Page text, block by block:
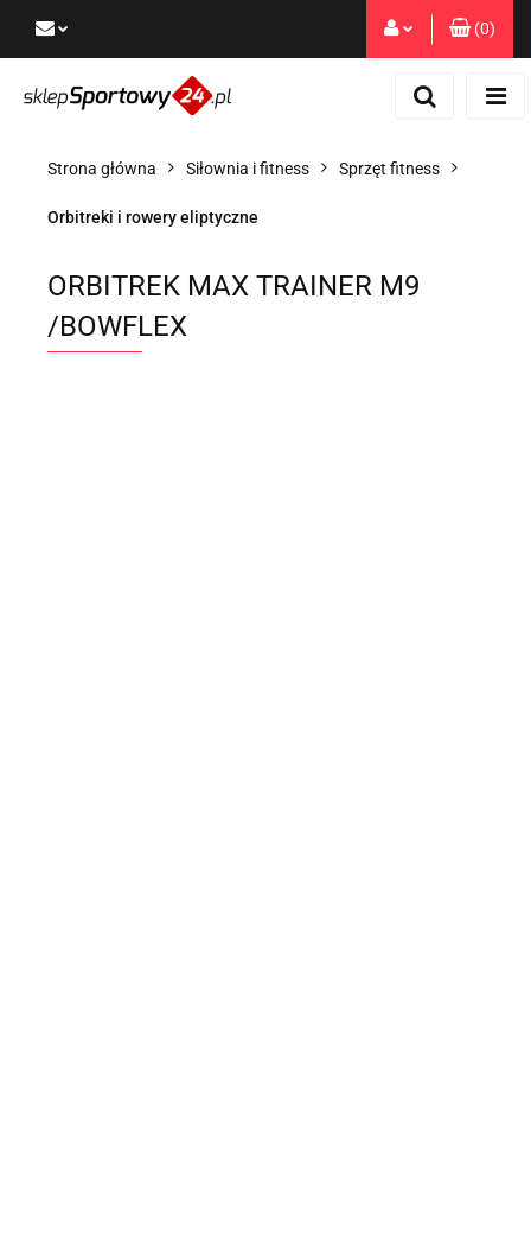
Dodaj zgłoszenie
(0)
Strona główna Siłownia i fitness Sprzęt fitness
Orbitreki i rowery eliptyczne
ORBITREK MAX TRAINER M9
/BOWFLEX